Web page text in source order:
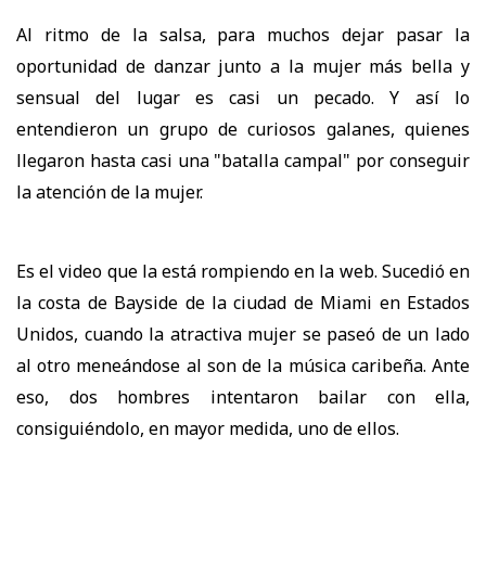
Al ritmo de la salsa, para muchos dejar pasar la
oportunidad de danzar junto a la mujer más bella y
sensual del lugar es casi un pecado. Y así lo
entendieron un grupo de curiosos galanes, quienes
llegaron hasta casi una "batalla campal" por conseguir
la atención de la mujer.
Es el video que la está rompiendo en la web. Sucedió en
la costa de Bayside de la ciudad de Miami en Estados
Unidos, cuando la atractiva mujer se paseó de un lado
al otro meneándose al son de la música caribeña. Ante
eso, dos hombres intentaron bailar con ella,
consiguiéndolo, en mayor medida, uno de ellos.